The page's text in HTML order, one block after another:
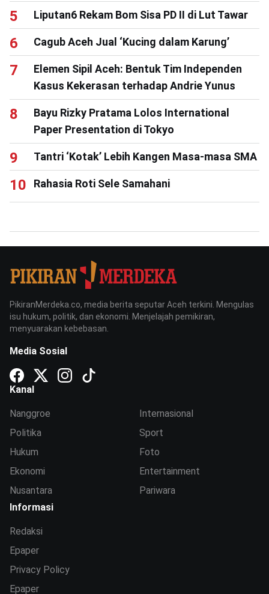
Liputan6 Rekam Bom Sisa PD II di Lut Tawar
Cagub Aceh Jual ‘Kucing dalam Karung’
Elemen Sipil Aceh: Bentuk Tim Independen
Kasus Kekerasan terhadap Andrie Yunus
Bayu Rizky Pratama Lolos International
Paper Presentation di Tokyo
Tantri ‘Kotak’ Lebih Kangen Masa-masa SMA
Rahasia Roti Sele Samahani
PikiranMerdeka.co, media berita seputar Aceh terkini. Mengulas
isu hukum, politik, dan ekonomi. Menjelajah pemikiran,
menyuarakan kebebasan.
Media Sosial
Kanal
Nanggroe
Politika
Hukum
Ekonomi
Nusantara
Internasional
Sport
Foto
Entertainment
Pariwara
Informasi
Redaksi
Epaper
Privacy Policy
Epaper